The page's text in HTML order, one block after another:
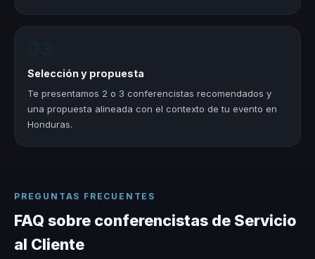
Selección y propuesta
Te presentamos 2 o 3 conferencistas recomendados y
una propuesta alineada con el contexto de tu evento en
Honduras.
PREGUNTAS FRECUENTES
FAQ sobre conferencistas de Servicio
al Cliente